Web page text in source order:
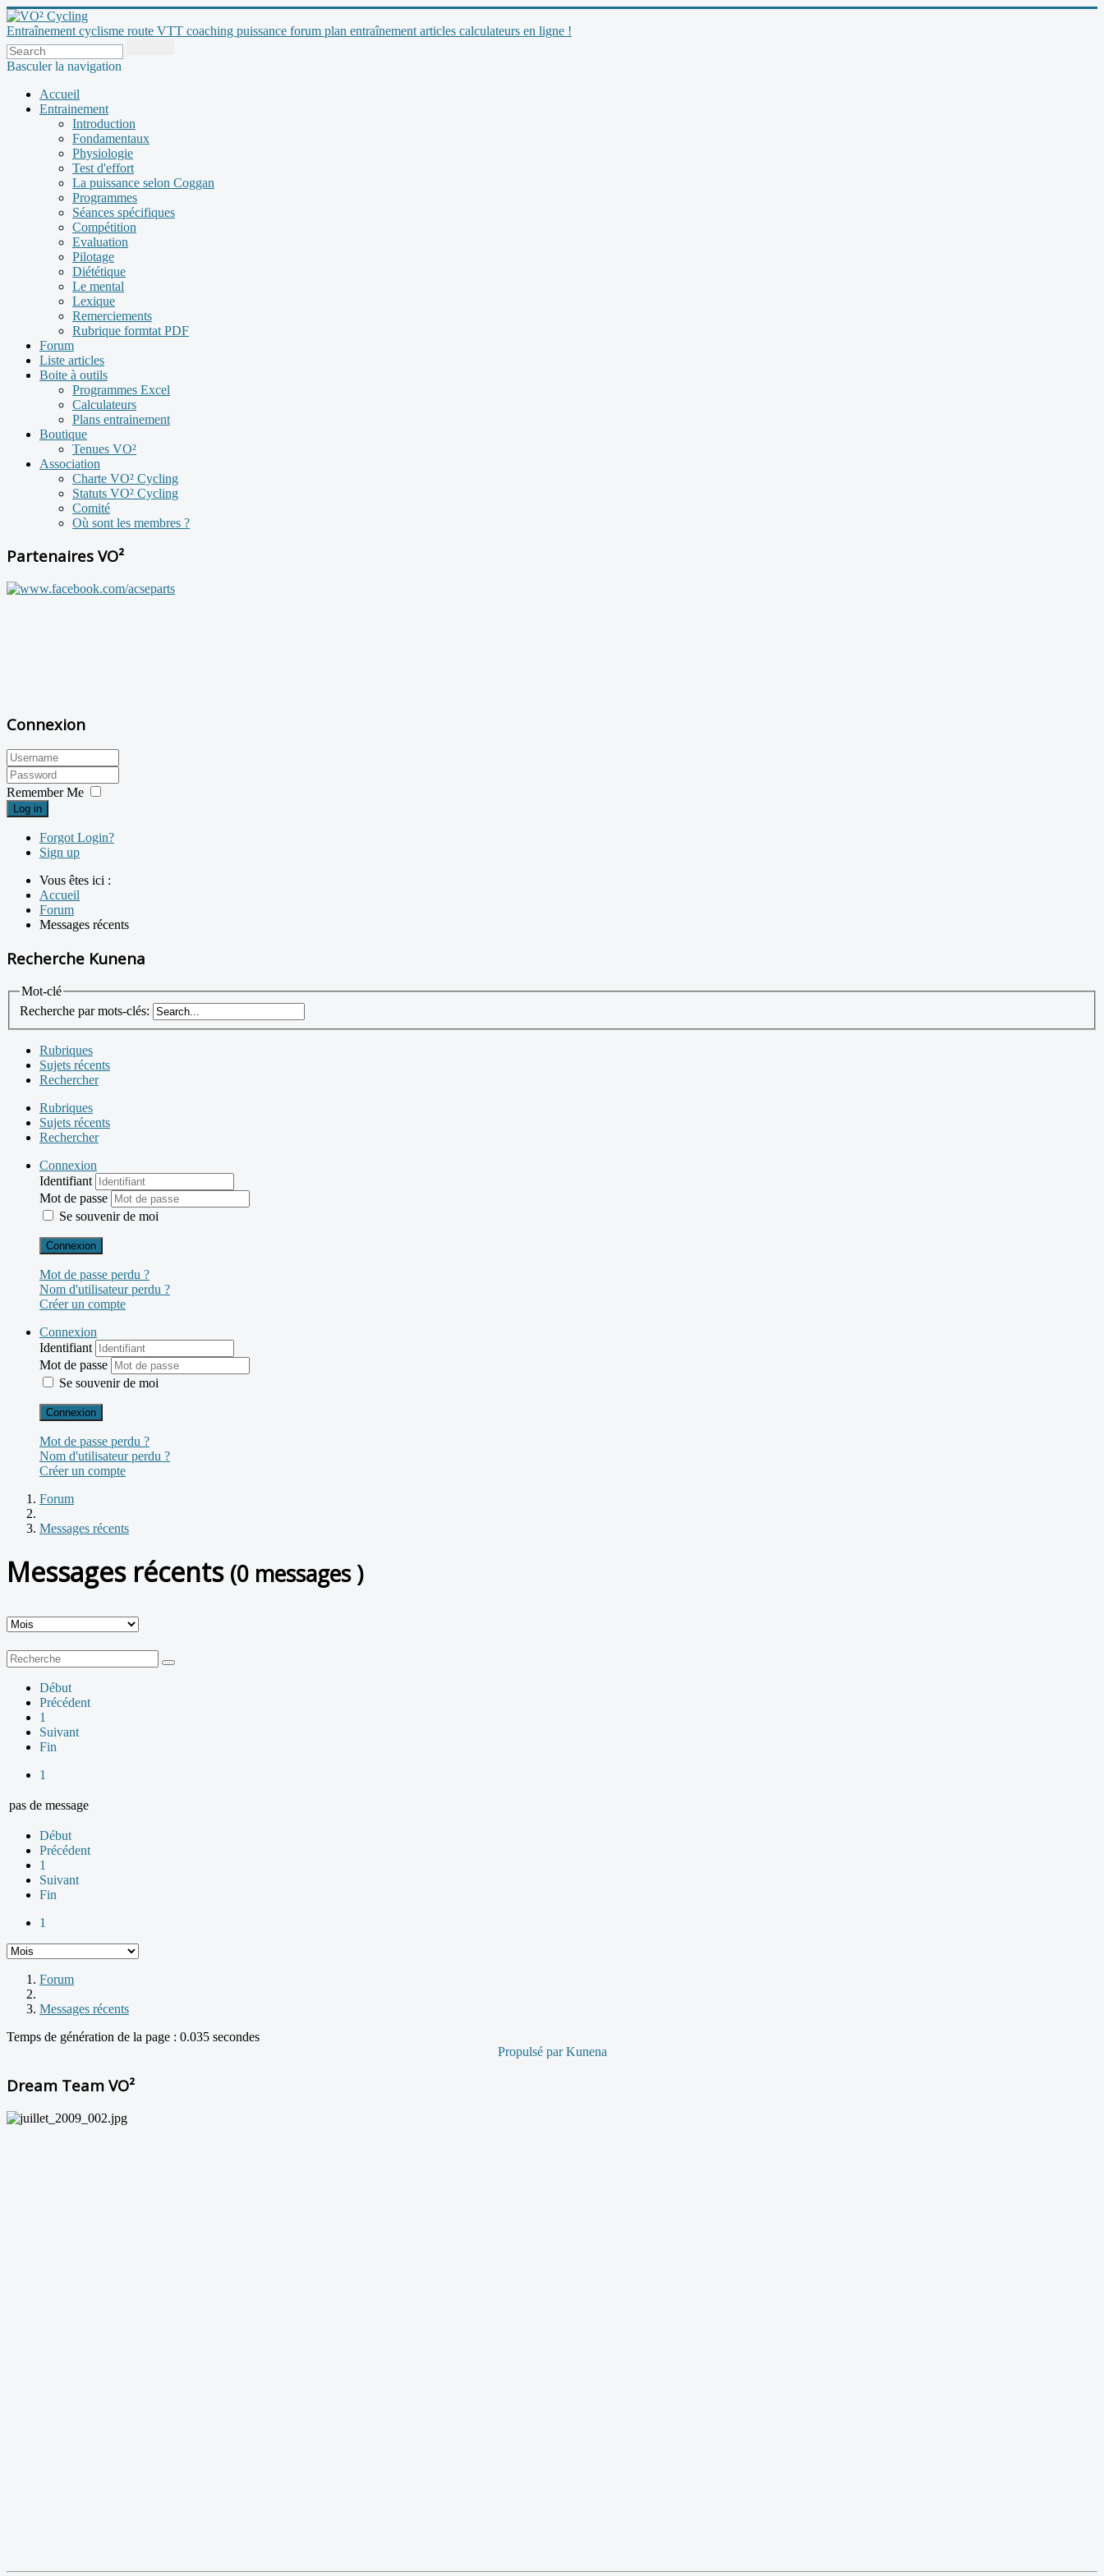
Entraînement cyclisme route VTT coaching puissance forum plan entraînement articles calculateurs en ligne !
Basculer la navigation
Accueil
Entrainement
Introduction
Fondamentaux
Physiologie
Test d'effort
La puissance selon Coggan
Programmes
Séances spécifiques
Compétition
Evaluation
Pilotage
Diététique
Le mental
Lexique
Remerciements
Rubrique formtat PDF
Forum
Liste articles
Boite à outils
Programmes Excel
Calculateurs
Plans entrainement
Boutique
Tenues VO²
Association
Charte VO² Cycling
Statuts VO² Cycling
Comité
Où sont les membres ?
Partenaires VO²
Connexion
Remember Me
Log in
Forgot Login?
Sign up
Vous êtes ici :
Accueil
Forum
Messages récents
Recherche Kunena
Mot-clé
Recherche par mots-clés:
Rubriques
Sujets récents
Rechercher
Rubriques
Sujets récents
Rechercher
Connexion
Identifiant
Mot de passe
Se souvenir de moi
Connexion
Mot de passe perdu ?
Nom d'utilisateur perdu ?
Créer un compte
Connexion
Identifiant
Mot de passe
Se souvenir de moi
Connexion
Mot de passe perdu ?
Nom d'utilisateur perdu ?
Créer un compte
Forum
Messages récents
Messages récents (0 messages )
Début
Précédent
1
Suivant
Fin
1
pas de message
Début
Précédent
1
Suivant
Fin
1
Forum
Messages récents
Temps de génération de la page : 0.035 secondes
Propulsé parKunena
Dream Team VO²